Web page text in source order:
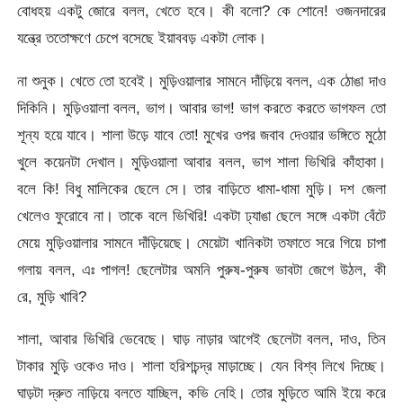
বোধহয় একটু জোরে বলল, খেতে হবে। কী বলো? কে শোনে! ওজনদারের
যন্ত্রে ততোক্ষণে চেপে বসেছে ইয়াববড় একটা লোক।
না শুনুক। খেতে তো হবেই। মুড়িওয়ালার সামনে দাঁড়িয়ে বলল, এক ঠোঙা দাও
দিকিনি। মুড়িওয়ালা বলল, ভাগ। আবার ভাগ! ভাগ করতে করতে ভাগফল তো
শূন্য হয়ে যাবে। শালা উড়ে যাবে তো! মুখের ওপর জবাব দেওয়ার ভঙ্গিতে মুঠো
খুলে কয়েনটা দেখাল। মুড়িওয়ালা আবার বলল, ভাগ শালা ভিখিরি কাঁহাকা।
বলে কি! বিধু মালিকের ছেলে সে। তার বাড়িতে ধামা-ধামা মুড়ি। দশ জেলা
খেলেও ফুরোবে না। তাকে বলে ভিখিরি! একটা ঢ্যাঙা ছেলে সঙ্গে একটা বেঁটে
মেয়ে মুড়িওয়ালার সামনে দাঁড়িয়েছে। মেয়েটা খানিকটা তফাতে সরে গিয়ে চাপা
গলায় বলল, এঃ পাগল! ছেলেটার অমনি পুরুষ-পুরুষ ভাবটা জেগে উঠল, কী
রে, মুড়ি খাবি?
শালা, আবার ভিখিরি ভেবেছে। ঘাড় নাড়ার আগেই ছেলেটা বলল, দাও, তিন
টাকার মুড়ি ওকেও দাও। শালা হরিশচন্দ্র মাড়াচ্ছে। যেন বিশ্ব লিখে দিচ্ছে।
ঘাড়টা দ্রুত নাড়িয়ে বলতে যাচ্ছিল, কভি নেহি। তোর মুড়িতে আমি ইয়ে করে